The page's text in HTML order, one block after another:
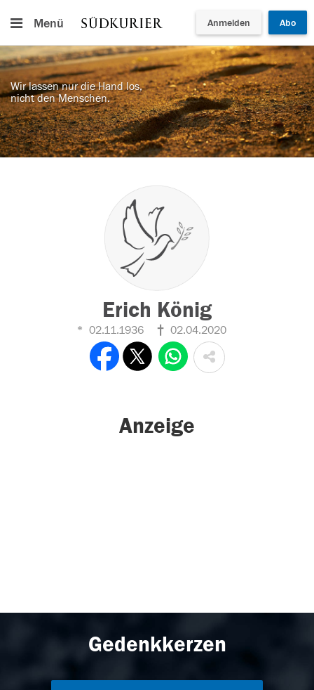
Menü Anmelden Abo
Wir lassen nur die Hand los,
nicht den Menschen.
Erich König
02.11.1936 02.04.2020
Anzeige
Gedenkkerzen